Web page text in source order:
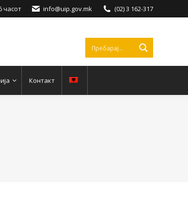
часот info@uip.gov.mk (02) 3 162-317
Контакт